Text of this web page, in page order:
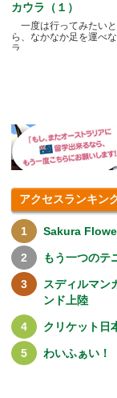
カウラ（１）
一度は行ってみたい
ら、なかなか足を運べ
ラ.....
アクセスランキン
Sakura
もう一つのテ
スディルマン
ンド上陸
クリケット日
わいふぁい！